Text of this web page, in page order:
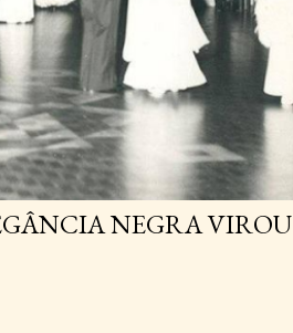
NEGRA VIROU